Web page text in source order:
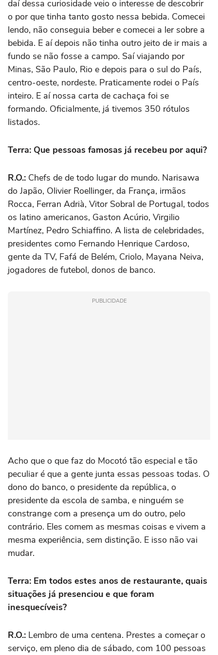
daí dessa curiosidade veio o interesse de descobrir
o por que tinha tanto gosto nessa bebida. Comecei
lendo, não conseguia beber e comecei a ler sobre a
bebida. E aí depois não tinha outro jeito de ir mais a
fundo se não fosse a campo. Saí viajando por
Minas, São Paulo, Rio e depois para o sul do País,
centro-oeste, nordeste. Praticamente rodei o País
inteiro. E aí nossa carta de cachaça foi se
formando. Oficialmente, já tivemos 350 rótulos
listados.
Terra: Que pessoas famosas já recebeu por aqui?
R.O.: Chefs de de todo lugar do mundo. Narisawa
do Japão, Olivier Roellinger, da França, irmãos
Rocca, Ferran Adrià, Vitor Sobral de Portugal, todos
os latino americanos, Gaston Acúrio, Virgilio
Martínez, Pedro Schiaffino. A lista de celebridades,
presidentes como Fernando Henrique Cardoso,
gente da TV, Fafá de Belém, Criolo, Mayana Neiva,
jogadores de futebol, donos de banco.
PUBLICIDADE
Acho que o que faz do Mocotó tão especial e tão
peculiar é que a gente junta essas pessoas todas. O
dono do banco, o presidente da república, o
presidente da escola de samba, e ninguém se
constrange com a presença um do outro, pelo
contrário. Eles comem as mesmas coisas e vivem a
mesma experiência, sem distinção. E isso não vai
mudar.
Terra: Em todos estes anos de restaurante, quais
situações já presenciou e que foram
inesquecíveis?
R.O.: Lembro de uma centena. Prestes a começar o
serviço, em pleno dia de sábado, com 100 pessoas